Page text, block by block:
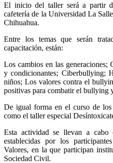
El inicio del taller será a partir
cafetería de la Universidad La
Chihuahua.
Entre los temas que serán
capacitación, están:
Los cambios en las
y condicionantes; Ciberbullying;
niños; Los valores contra el
positivas para combatir el bullying
De igual forma en el curso de
como el taller especial
Esta actividad se llevan a cabo
establecidas por los
Valores, en la que participan
Sociedad Civil.